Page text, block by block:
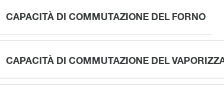
CAPACITÀ DI COMMUTAZIONE DEL FORNO
CAPACITÀ DI COMMUTAZIONE DEL